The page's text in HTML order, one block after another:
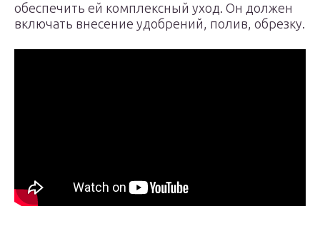
обеспечить ей комплексный уход. Он должен
включать внесение удобрений, полив, обрезку.